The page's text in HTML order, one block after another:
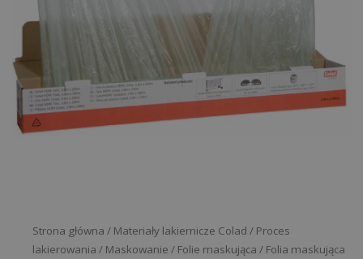
Strona główna / Materiały lakiernicze Colad / Proces
lakierowania / Maskowanie / Folie maskująca / Folia maskująca